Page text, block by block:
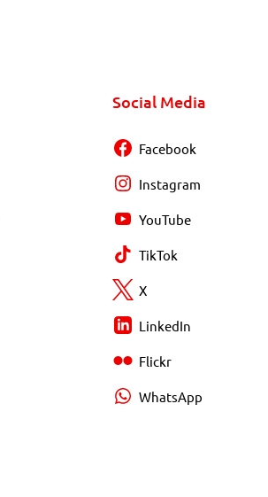
Social Media
Facebook
Instagram
YouTube
TikTok
X
LinkedIn
Flickr
WhatsApp